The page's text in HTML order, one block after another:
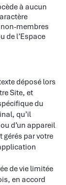
à aucun
membres
de l’Espace
déposé lors
Site, et
du
qu’il
d’un appareil
gérés par votre
de vie limitée
en accord